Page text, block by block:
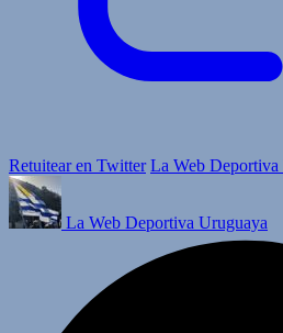
Retuitear en Twitter La Web Deportiva
La Web Deportiva Uruguaya